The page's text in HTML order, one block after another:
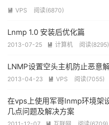
 VPS 阅读(6870)
Lnmp 1.0 安装后优化篇
2013-07-25  计算机 阅读(8295)
LNMP设置空头主机防止恶意
2013-04-23  VPS 阅读(7055)
在vps上使用军哥lnmp环境架
几点问题及解决方案